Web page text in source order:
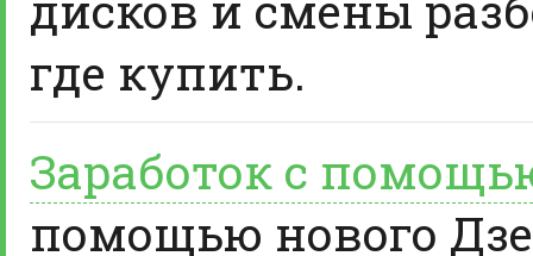
где купить.
Заработок с
помощью нового